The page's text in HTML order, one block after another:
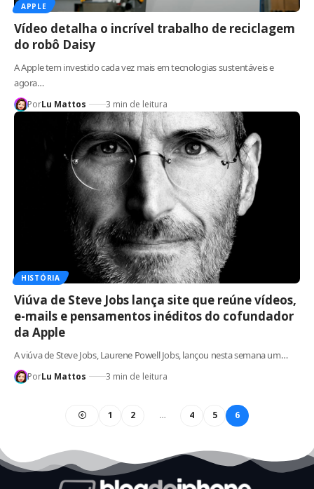
APPLE
Vídeo detalha o incrível trabalho de reciclagem
do robô Daisy
A Apple tem investido cada vez mais em tecnologias sustentáveis e
agora…
PorLu Mattos 3 min de leitura
HISTÓRIA
Viúva de Steve Jobs lança site que reúne vídeos,
e-mails e pensamentos inéditos do cofundador
da Apple
A viúva de Steve Jobs, Laurene Powell Jobs, lançou nesta semana um…
PorLu Mattos 3 min de leitura
1 2 … 4 5 6